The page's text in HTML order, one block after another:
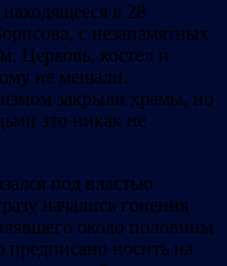
в 28
с незапамятных
Церковь, костел и
не мешали.
закрыли храмы, но
это никак не
под властью
начались гонения
около половины
предписано носить на